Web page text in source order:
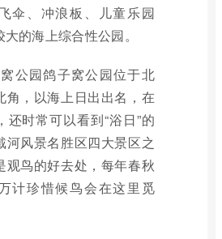
伞、冲浪板、儿童乐园
的海上综合性公园。
公园鸽子窝公园位于北
角，以海上日出出名，在
还时常可以看到“浴日”的
河风景名胜区四大景区之
观鸟的好去处，每年春秋
计珍惜候鸟会在这里觅